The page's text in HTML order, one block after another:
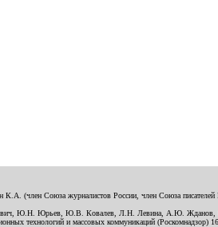
(член Союза журналистов России, член Союза
Ю.Н. Юрьев, Ю.В. Ковалев, Л.Н. Левина, А.Ю.
технологий и массовых коммуникаций (Роскомнадзор)